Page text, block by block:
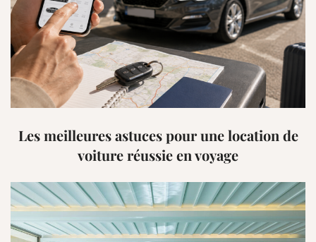
Les meilleures astuces pour une location de
voiture réussie en voyage